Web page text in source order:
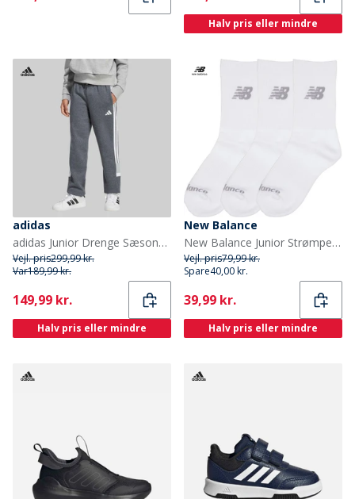
Halv pris eller mindre
adidas
adidas Junior Drenge Sæsonens Essentielle Tiberio 3 Striber Joggebukser Drak Grey/Hvid/Wonder Sage
Vejl. pris299,99 kr.
Var189,99 kr.
Current
149,99 kr.
Halv pris eller mindre
New Balance
New Balance Junior Strømper med Polstring 3-pak Hvid
Vejl. pris79,99 kr.
Spare40,00 kr.
Current
39,99 kr.
Halv pris eller mindre